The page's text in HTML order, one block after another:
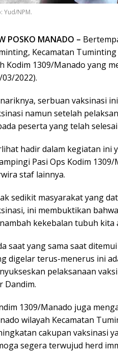
Yud/NPM.
POSKO MANADO –
Kecamatan
Kodim 1309/Manado yang
2022).
serbuan vaksinasi
namun setelah
peserta yang telah
hadir dalam kegiatan ini
Pasi Ops Kodim
staf lainnya.
sedikit masyarakat yang
ini membuktikan
kekebalan tubuh
saat yang sama saat
digelar terus-menerus ini
pelaksanaan
Dandim.
1309/Manado juga
wilayah Kecamatan
cakupan vaksinasi
segera terwujud herd